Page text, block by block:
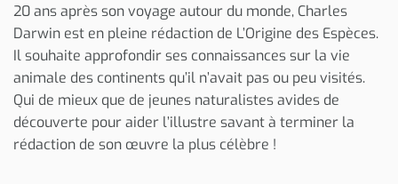
20 ans après son voyage autour du monde, Charles
Darwin est en pleine rédaction de L’Origine des Espèces.
Il souhaite approfondir ses connaissances sur la vie
animale des continents qu’il n’avait pas ou peu visités.
Qui de mieux que de jeunes naturalistes avides de
découverte pour aider l’illustre savant à terminer la
rédaction de son œuvre la plus célèbre !